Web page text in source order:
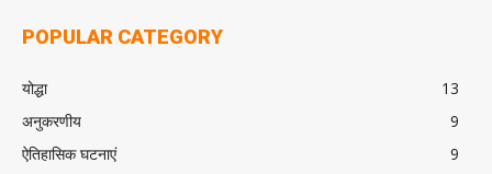
POPULAR CATEGORY
योद्धा
13
अनुकरणीय
9
ऐतिहासिक घटनाएं
9